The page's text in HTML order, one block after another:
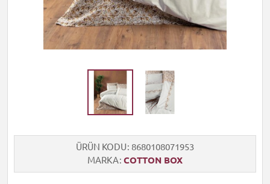
ÜRÜN KODU 8680108071953
MARKA COTTON BOX